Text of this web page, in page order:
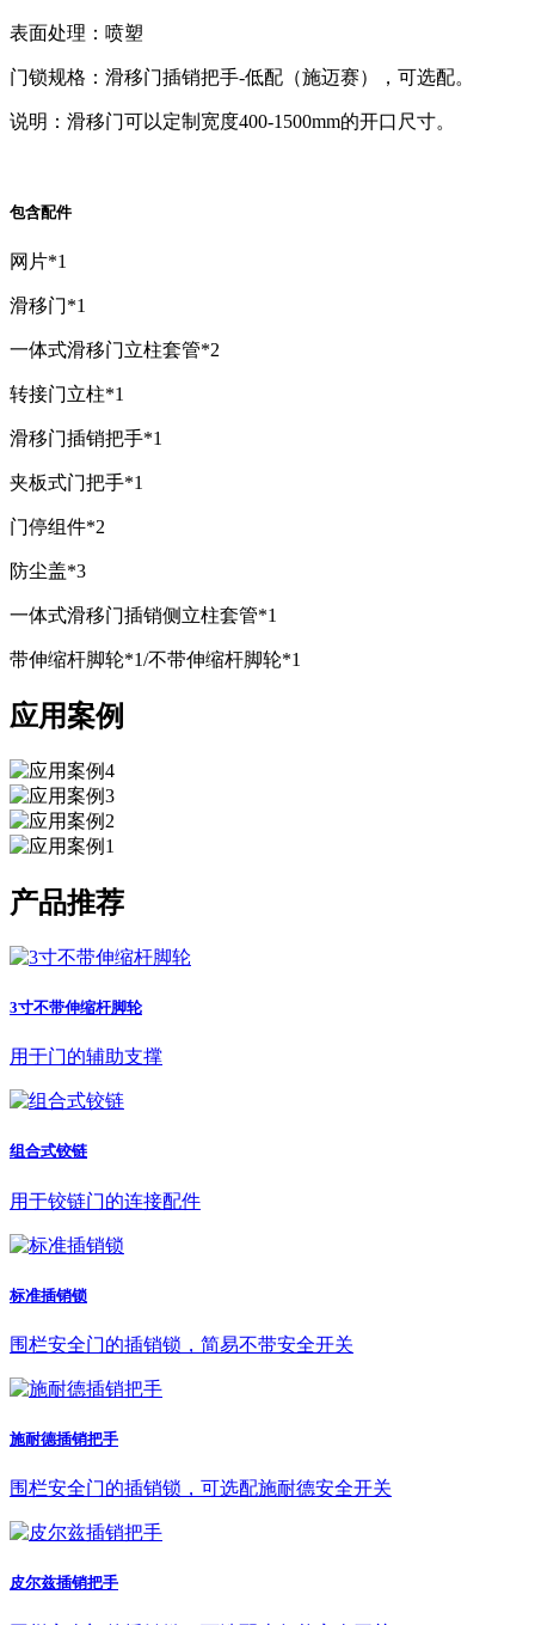
表面处理：喷塑
门锁规格：滑移门插销把手-低配（施迈赛），可选配。
说明：滑移门可以定制宽度400-1500mm的开口尺寸。
包含配件
网片*1
滑移门*1
一体式滑移门立柱套管*2
转接门立柱*1
滑移门插销把手*1
夹板式门把手*1
门停组件*2
防尘盖*3
一体式滑移门插销侧立柱套管*1
带伸缩杆脚轮*1/不带伸缩杆脚轮*1
应用案例
产品推荐
3寸不带伸缩杆脚轮
用于门的辅助支撑
组合式铰链
用于铰链门的连接配件
标准插销锁
围栏安全门的插销锁，简易不带安全开关
施耐德插销把手
围栏安全门的插销锁，可选配施耐德安全开关
皮尔兹插销把手